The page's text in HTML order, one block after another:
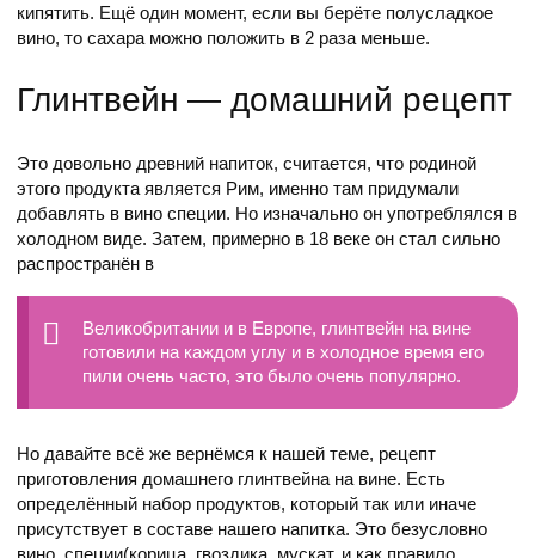
кипятить. Ещё один момент, если вы берёте полусладкое
вино, то сахара можно положить в 2 раза меньше.
Глинтвейн — домашний рецепт
Это довольно древний напиток, считается, что родиной
этого продукта является Рим, именно там придумали
добавлять в вино специи. Но изначально он употреблялся в
холодном виде. Затем, примерно в 18 веке он стал сильно
распространён в
Великобритании и в Европе, глинтвейн на вине
готовили на каждом углу и в холодное время его
пили очень часто, это было очень популярно.
Но давайте всё же вернёмся к нашей теме, рецепт
приготовления домашнего глинтвейна на вине. Есть
определённый набор продуктов, который так или иначе
присутствует в составе нашего напитка. Это безусловно